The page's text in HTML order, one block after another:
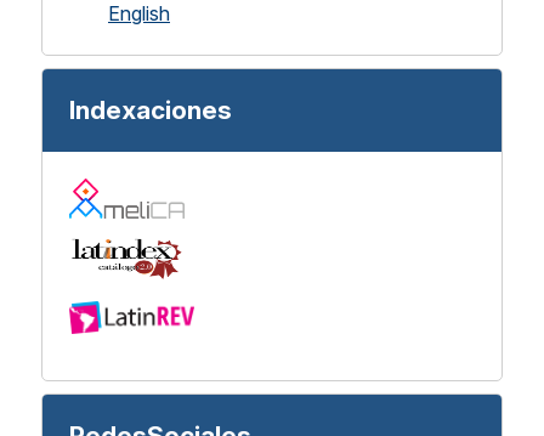
English
Indexaciones